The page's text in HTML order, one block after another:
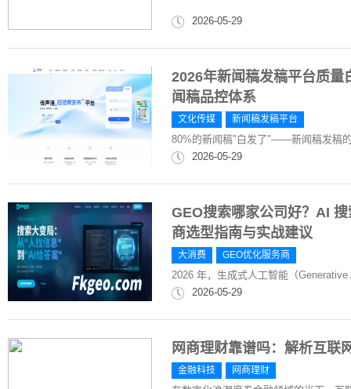
2026-05-29
2026年新闻稿发稿平台质量
闻稿品控体系
文化传媒 新闻稿发稿平台
80%的新闻稿"白发了"——新闻稿发稿
2026-05-29
GEO搜索哪家公司好？AI
商选型指南与实战建议
大消费 GEO优化服务商
2026 年，生成式人工智能（
2026-05-29
网商理财靠谱吗：解析互联
金融科技 网商理财